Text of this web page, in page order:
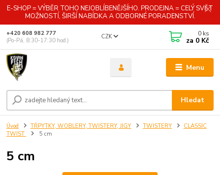
E-SHOP = VÝBĚR TOHO NEJOBLÍBENĚJŠÍHO. PRODEJNA = CELÝ SVĚT
MOŽNOSTÍ, ŠIRŠÍ NABÍDKA A ODBORNÉ PORADENSTVÍ.
Menu
CZK
Hledat
+420 608 982 777
(Po-Pá, 8:30-17:30 hod.)
0 ks
za 0 Kč
Úvod TŘPYTKY, WOBLERY, TWISTERY, JIGY TWISTERY
CLASSIC
TWIST
5 cm
5 cm